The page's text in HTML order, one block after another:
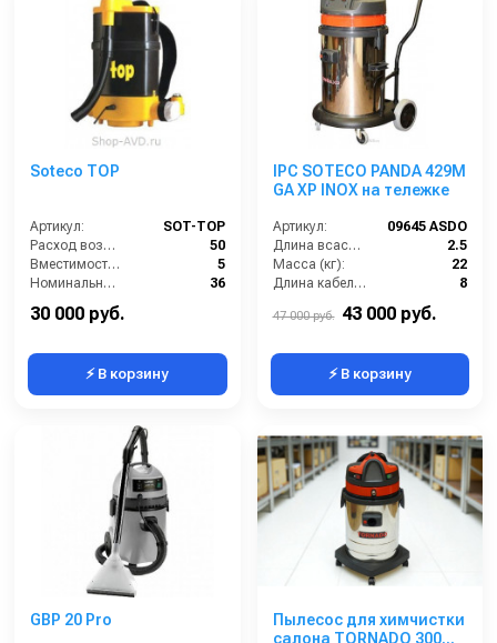
Soteco TOP
Артикул:
SOT-TOP
Расход воздуха (л/сек):
50
Вместимость мусоросборника (л):
5
Номинальный диаметр принадлежностей (мм):
36
30 000 руб.
⚡ В корзину
IPC SOTECO PANDA 429M
GA XP INOX на тележке
Артикул:
09645 ASDO
Длина всасывающего шланга (м):
2.5
Масса (кг):
22
Длина кабеля (м):
8
47 000 руб. 43 000 руб.
⚡ В корзину
GBP 20 Pro
Пылесос для химчистки
салона TORNADO 300